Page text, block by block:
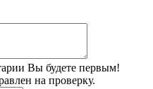
Вы будете первым!
на проверку.